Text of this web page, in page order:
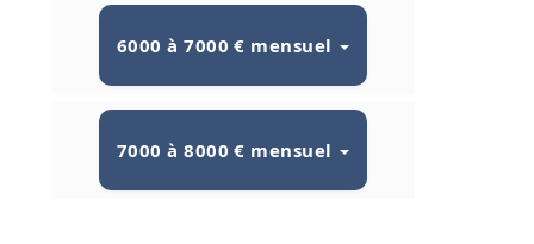
6000 à 7000 € mensuel
7000 à 8000 € mensuel